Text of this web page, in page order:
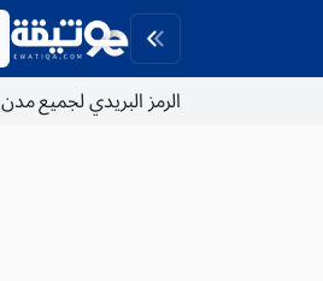
الرمز البريدي لجميع